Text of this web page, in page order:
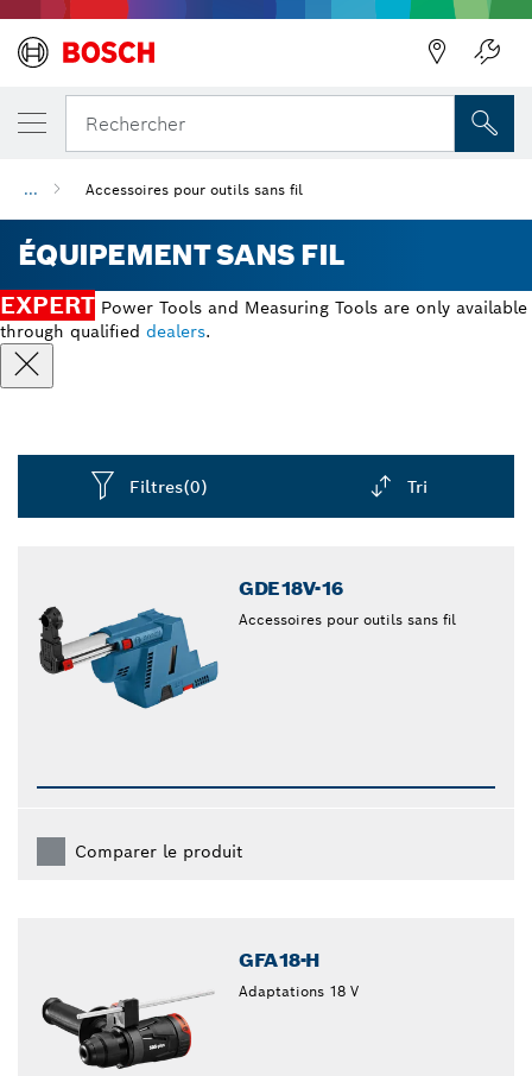
Rechercher
... Accessoires pour outils sans fil
ÉQUIPEMENT SANS FIL
EXPERT Power Tools and Measuring Tools are only available
through qualified dealers.
Filtres(0) Tri
GDE18V-16
Accessoires pour outils sans fil
Comparer le produit
GFA18-H
Adaptations 18 V